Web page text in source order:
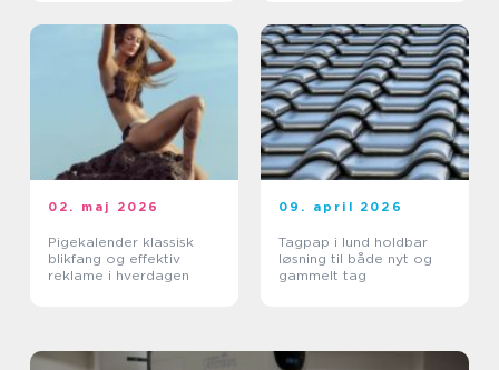
02. maj 2026
Pigekalender klassisk
blikfang og effektiv
reklame i hverdagen
09. april 2026
Tagpap i lund holdbar
løsning til både nyt og
gammelt tag